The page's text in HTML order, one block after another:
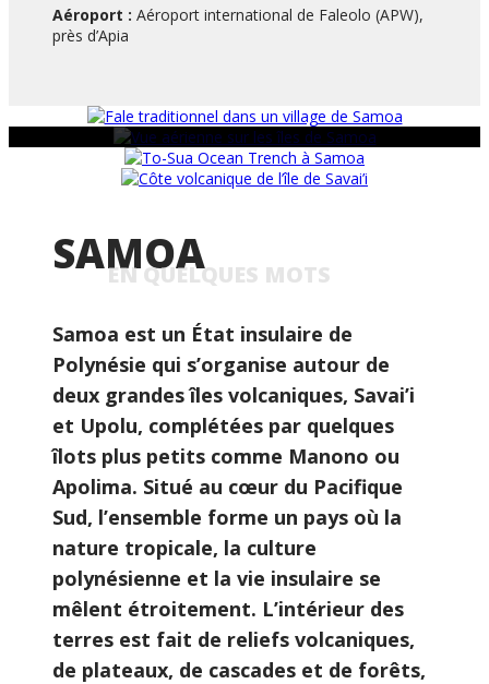
Aéroport : Aéroport international de Faleolo (APW),
près d’Apia
SAMOA
EN QUELQUES MOTS
Samoa est un État insulaire de
Polynésie qui s’organise autour de
deux grandes îles volcaniques, Savai’i
et Upolu, complétées par quelques
îlots plus petits comme Manono ou
Apolima. Situé au cœur du Pacifique
Sud, l’ensemble forme un pays où la
nature tropicale, la culture
polynésienne et la vie insulaire se
mêlent étroitement. L’intérieur des
terres est fait de reliefs volcaniques,
de plateaux, de cascades et de forêts,